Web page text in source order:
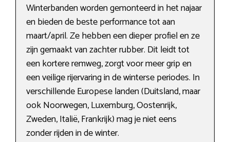
Winterbanden worden gemonteerd in het najaar
en bieden de beste performance tot aan
maart/april. Ze hebben een dieper profiel en ze
zijn gemaakt van zachter rubber. Dit leidt tot
een kortere remweg, zorgt voor meer grip en
een veilige rijervaring in de winterse periodes. In
verschillende Europese landen (Duitsland, maar
ook Noorwegen, Luxemburg, Oostenrijk,
Zweden, Italië, Frankrijk) mag je niet eens
zonder rijden in de winter.